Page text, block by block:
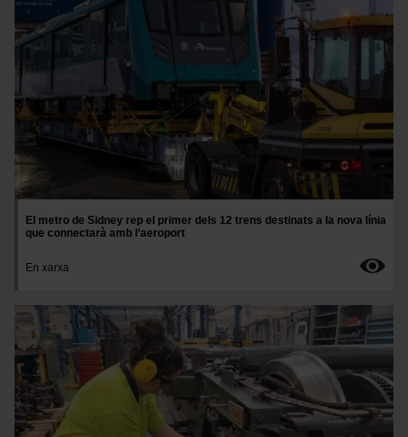
El metro de Sidney rep el primer dels 12 trens destinats a la nova línia
que connectarà amb l’aeroport
En xarxa
Imatge